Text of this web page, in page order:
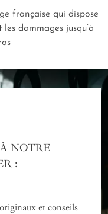
française qui dispose
dommages jusqu’à
NOTRE
:
et conseils